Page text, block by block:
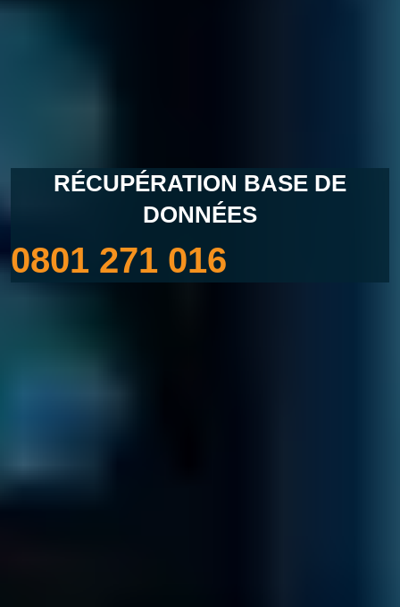
RÉCUPÉRATION BASE DE
DONNÉES
0801 271 016